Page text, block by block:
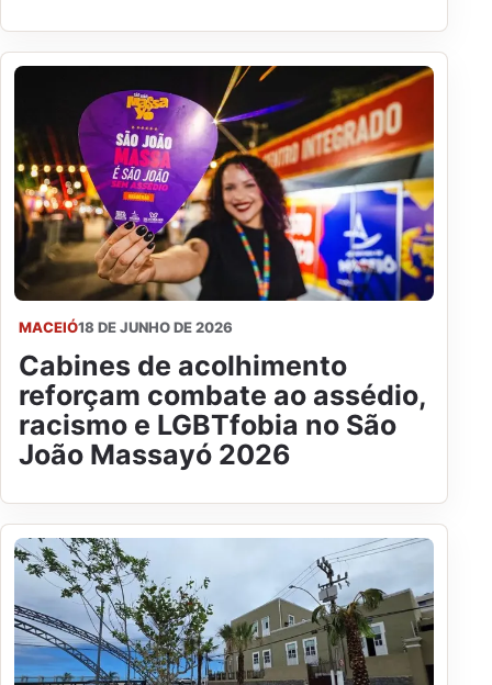
MACEIÓ18 DE JUNHO DE 2026
Cabines de acolhimento
reforçam combate ao assédio,
racismo e LGBTfobia no São
João Massayó 2026